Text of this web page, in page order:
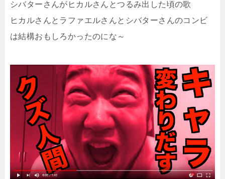
シバターさんがヒカルさんとつるみ出した頃の歌
ヒカルさんとラファエルさんとシバターさんのコンビ
は結構おもしろかったのにな～